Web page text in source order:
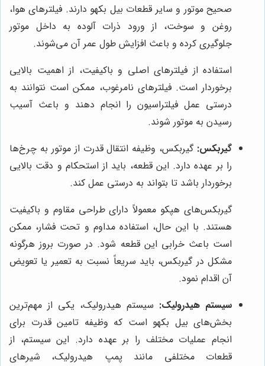
صحیح موتور و سایر قطعات بیل بکهو دارند. فیلترهای هوا،
روغن و سوخت، از ورود ذرات آلوده به داخل موتور
جلوگیری کرده و باعث افزایش طول عمر آن می‌شوند.
استفاده از فیلترهای اصلی و باکیفیت، از اهمیت بالایی
برخوردار است. فیلترهای نامرغوب، ممکن است نتوانند به
درستی عمل فیلتراسیون را انجام دهند و باعث آسیب
رسیدن به موتور شوند.
گیربکس: گیربکس، وظیفه انتقال قدرت از موتور به چرخ‌ها
را بر عهده دارد. این قطعه، باید از استحکام و دقت بالایی
برخوردار باشد تا بتواند به درستی عمل کند.
گیربکس‌های هپکو معمولاً دارای طراحی مقاوم و باکیفیت
هستند. با این حال، استفاده مداوم و تحت فشار، ممکن
است باعث خرابی این قطعه شود. در صورت بروز هرگونه
مشکل در گیربکس، باید سریعاً نسبت به تعمیر یا تعویض
آن اقدام نمود.
سیستم هیدرولیک: سیستم هیدرولیک، یکی از مهم‌ترین
بخش‌های بیل بکهو است که وظیفه تامین قدرت برای
انجام عملیات مختلف را بر عهده دارد. این سیستم، از
قطعات مختلفی مانند پمپ هیدرولیک، شیرهای